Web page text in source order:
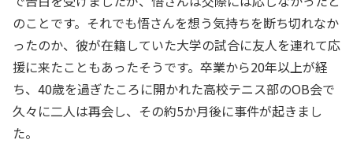
のことです。それでも悟さんを想う気持ちを断ち切れなか
ったのか、彼が在籍していた大学の試合に友人を連れて応
援に来たこともあったそうです。卒業から20年以上が経
ち、40歳を過ぎたころに開かれた高校テニス部のOB会で
久々に二人は再会し、その約5か月後に事件が起きまし
た。